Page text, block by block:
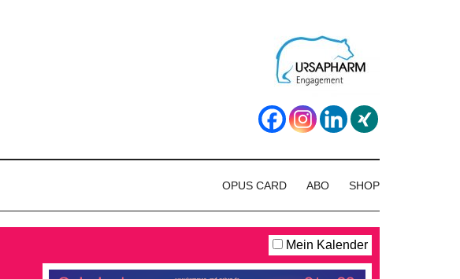
SHOP
ABO
OPUS CARD
Mein Kalender